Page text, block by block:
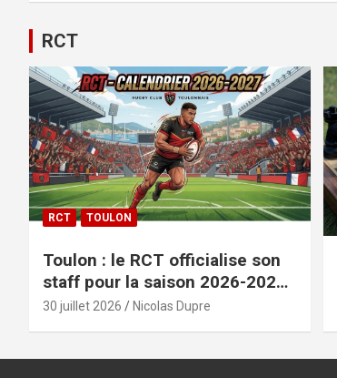
RCT
RCT TOULON
Toulon : le RCT officialise son
staff pour la saison 2026-2027+
le calendrier
30 juillet 2026 Nicolas Dupre